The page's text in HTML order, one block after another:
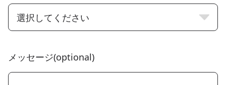
選択してください
メッセージ(optional)